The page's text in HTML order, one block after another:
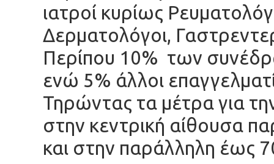
ιατροί κυρίως
Δερματολόγοι,
Περίπου 10% των
ενώ 5% άλλοι
Τηρώντας τα μέτρα για
στην κεντρική αίθουσα
και στην παράλληλη έως